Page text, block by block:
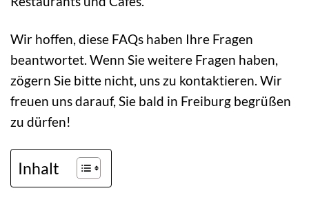
Wir hoffen, diese FAQs haben Ihre Fragen
beantwortet. Wenn Sie weitere Fragen haben,
zögern Sie bitte nicht, uns zu kontaktieren. Wir
freuen uns darauf, Sie bald in Freiburg begrüßen
zu dürfen!
Inhalt